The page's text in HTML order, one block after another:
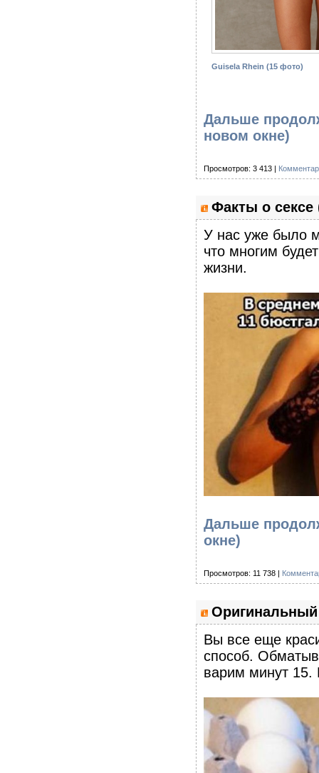
Guisela Rhein (15 фото)
Дальше
новом окне)
Просмотров: 3 413 |
Факты о сексе
У нас уже было
что многим
жизни.
Дальше
окне)
Просмотров: 11 738 |
Оригинальный
Вы все еще
способ.
варим минут 15.